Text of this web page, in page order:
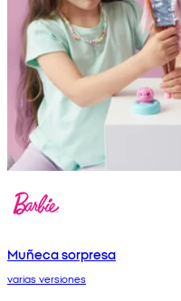
Muñeca sorpresa
varias versiones